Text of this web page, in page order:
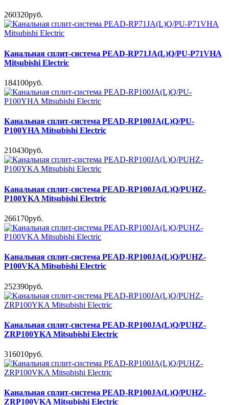
260320руб.
Канальная сплит-система PEAD-RP71JA(L)Q/PU-P71VHA
Mitsubishi Electric
184100руб.
Канальная сплит-система PEAD-RP100JA(L)Q/PU-
P100YHA Mitsubishi Electric
210430руб.
Канальная сплит-система PEAD-RP100JA(L)Q/PUHZ-
P100YKA Mitsubishi Electric
266170руб.
Канальная сплит-система PEAD-RP100JA(L)Q/PUHZ-
P100VKA Mitsubishi Electric
252390руб.
Канальная сплит-система PEAD-RP100JA(L)Q/PUHZ-
ZRP100YKA Mitsubishi Electric
316010руб.
Канальная сплит-система PEAD-RP100JA(L)Q/PUHZ-
ZRP100VKA Mitsubishi Electric